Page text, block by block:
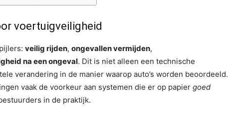
voertuigveiligheid
veilig rijden, ongevallen vermijden,
na een ongeval. Dit is niet alleen een technische
verandering in de manier waarop auto’s worden beoordeeld.
vaak de voorkeur aan systemen die er op papier goed
in de praktijk.